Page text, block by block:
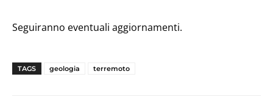
Seguiranno eventuali aggiornamenti.
TAGS geologia terremoto